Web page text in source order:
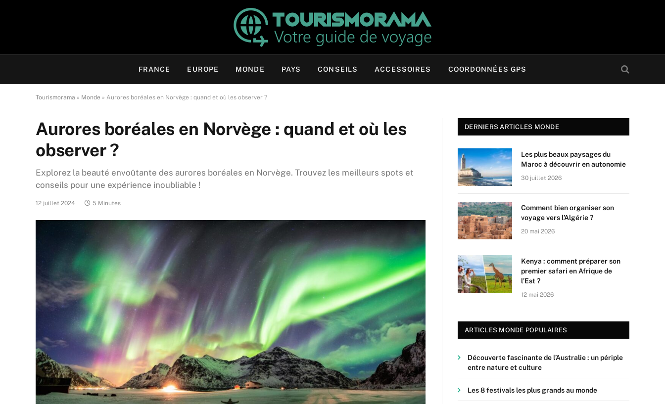
FRANCE EUROPE MONDE PAYS CONSEILS ACCESSOIRES COORDONNÉES GPS
Tourismorama » Monde » Aurores boréales en Norvège : quand et où les observer ?
Aurores boréales en Norvège : quand et où les
observer ?
Explorez la beauté envoûtante des aurores boréales en Norvège. Trouvez les meilleurs spots et
conseils pour une expérience inoubliable !
12 juillet 2024 5 Minutes
DERNIERS ARTICLES MONDE
Les plus beaux paysages du
Maroc à découvrir en autonomie
30 juillet 2026
Comment bien organiser son
voyage vers l’Algérie ?
20 mai 2026
Kenya : comment préparer son
premier safari en Afrique de
l’Est ?
12 mai 2026
ARTICLES MONDE POPULAIRES
Découverte fascinante de l’Australie : un périple
entre nature et culture
Les 8 festivals les plus grands au monde